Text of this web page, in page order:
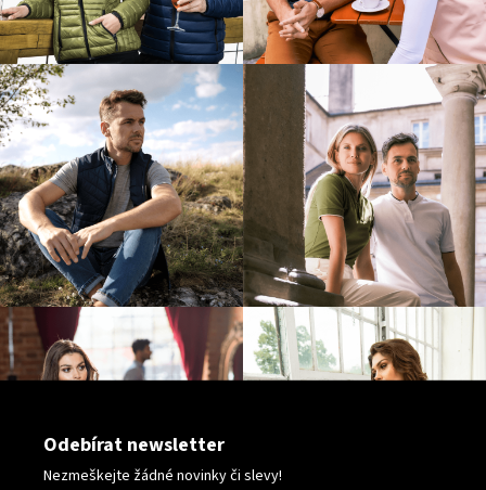
Odebírat newsletter
Nezmeškejte žádné novinky či slevy!